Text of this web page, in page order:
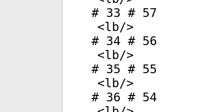
# 33 # 57
<lb/>
# 34 # 56
<lb/>
# 35 # 55
<lb/>
# 36 # 54